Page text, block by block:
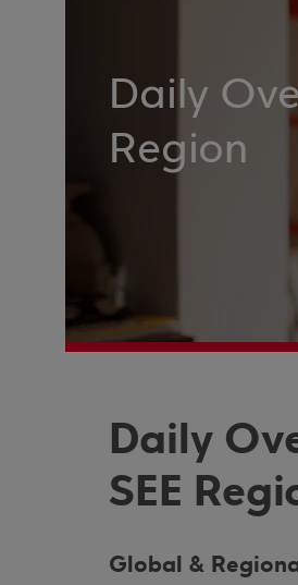
Daily
Region
Daily
SEE
Global &